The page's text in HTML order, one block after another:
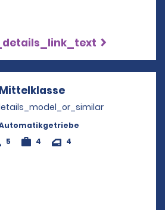
MittelklasseOpens in a new
5
4 4